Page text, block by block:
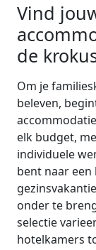
Vind
de
Om je
beleven,
elk budget,
individuele
bent naar
onder te
selectie
hotelkamers